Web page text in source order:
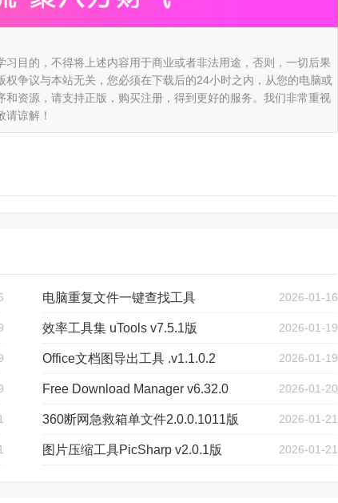
目的，不得将上述内容用于商业或者非法用途，否则，一切后果
权争议与本站无关，您必须在下载后的24小时之内，从您的电脑或
资源，请支持正版，购买注册，得到更好的服务。我们非常重视
谅解！
电脑重复文件一键查找工具 2026-01-16
效率工具集 uTools v7.5.1版 2026-01-19
Office文档图导出工具 .v1.1.0.2 2026-01-19
Free Download Manager v6.32.0 2026-01-20
360断网急救箱单文件2.0.0.1011版 2026-01-21
图片压缩工具PicSharp v2.0.1版 2026-01-21